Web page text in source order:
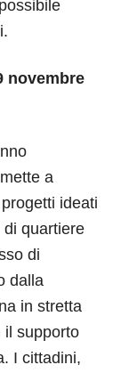
novembre
a
ideati
di quartiere
di
dalla
in stretta
il supporto
I cittadini,